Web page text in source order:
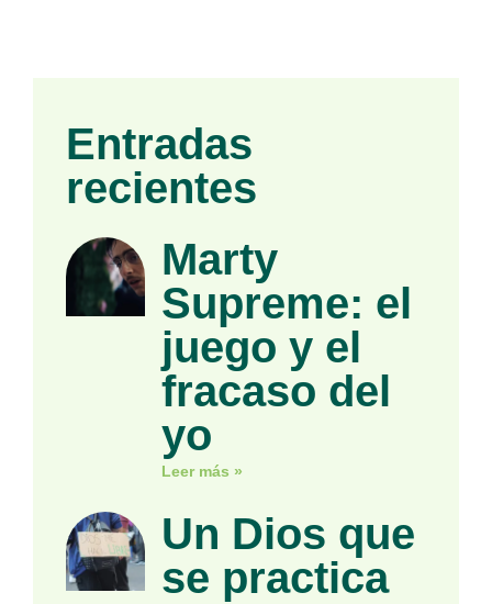
Entradas
recientes
Marty
Supreme: el
juego y el
fracaso del
yo
Leer más »
Un Dios que
se practica